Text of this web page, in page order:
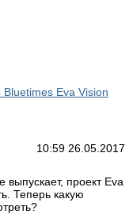
Eva Vision
10:59 26.05.2017
проект Eva
Теперь какую